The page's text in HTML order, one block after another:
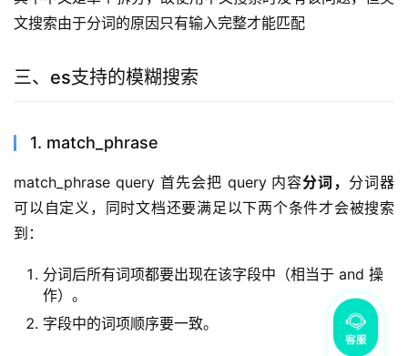
文搜索由于分词的原因只有输入完整才能匹配
三、es支持的模糊搜索
1. match_phrase
match_phrase query 首先会把 query 内容分词， 分词器
可以自定义，同时文档还要满足以下两个条件才会被搜索
到：
分词后所有词项都要出现在该字段中（相当于 and 操
作）。
字段中的词项顺序要一致。